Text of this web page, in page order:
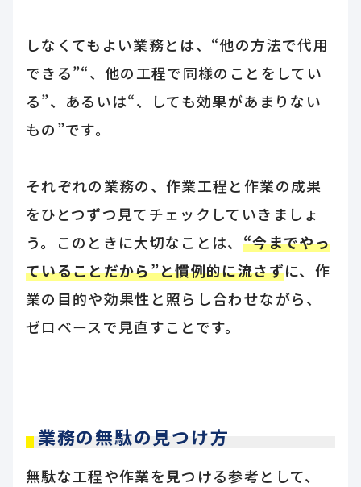
しなくてもよい業務とは、“他の方法で代用
できる”“、他の工程で同様のことをしてい
る”、あるいは“、しても効果があまりない
もの”です。
それぞれの業務の、作業工程と作業の成果
をひとつずつ見てチェックしていきましょ
う。このときに大切なことは、 “今までやっ
ていることだから”と慣例的に流さずに、作
業の目的や効果性と照らし合わせながら、
ゼロベースで見直すことです。
業務の無駄の見つけ方
無駄な工程や作業を見つける参考として、